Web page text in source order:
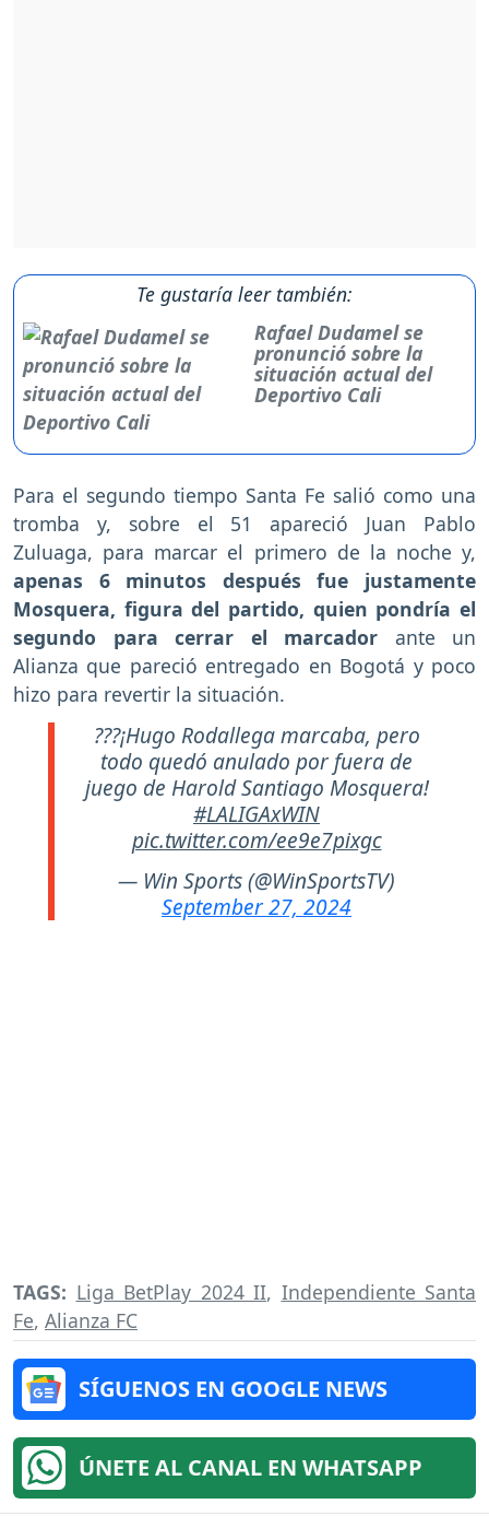
Te gustaría leer también:
Rafael Dudamel se
pronunció sobre la
situación actual del
Deportivo Cali
Para el segundo tiempo Santa Fe salió como una
tromba y, sobre el 51 apareció Juan Pablo
Zuluaga, para marcar el primero de la noche y,
apenas 6 minutos después fue justamente
Mosquera, figura del partido, quien pondría el
segundo para cerrar el marcador ante un
Alianza que pareció entregado en Bogotá y poco
hizo para revertir la situación.
???¡Hugo Rodallega marcaba, pero
todo quedó anulado por fuera de
juego de Harold Santiago Mosquera!
#LALIGAxWIN
pic.twitter.com/ee9e7pixgc
— Win Sports (@WinSportsTV)
September 27, 2024
TAGS: Liga BetPlay 2024 II, Independiente Santa
Fe, Alianza FC
SÍGUENOS EN GOOGLE NEWS
ÚNETE AL CANAL EN WHATSAPP